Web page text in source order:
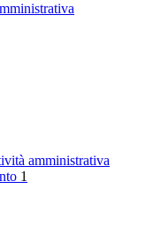
amministrativa
1